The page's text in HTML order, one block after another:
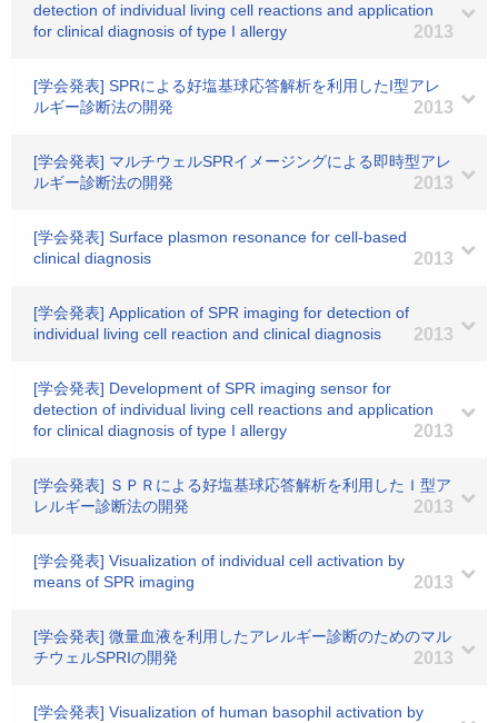
detection of individual living cell reactions and application
for clinical diagnosis of type I allergy
2013
[学会発表] SPRによる好塩基球応答解析を利用したI型アレ
ルギー診断法の開発
2013
[学会発表] マルチウェルSPRイメージングによる即時型アレ
ルギー診断法の開発
2013
[学会発表] Surface plasmon resonance for cell-based
clinical diagnosis
2013
[学会発表] Application of SPR imaging for detection of
individual living cell reaction and clinical diagnosis
2013
[学会発表] Development of SPR imaging sensor for
detection of individual living cell reactions and application
for clinical diagnosis of type I allergy
2013
[学会発表] ＳＰＲによる好塩基球応答解析を利用したＩ型ア
レルギー診断法の開発
2013
[学会発表] Visualization of individual cell activation by
means of SPR imaging
2013
[学会発表] 微量血液を利用したアレルギー診断のためのマル
チウェルSPRIの開発
2013
[学会発表] Visualization of human basophil activation by